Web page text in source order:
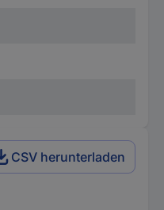
CSV herunterladen